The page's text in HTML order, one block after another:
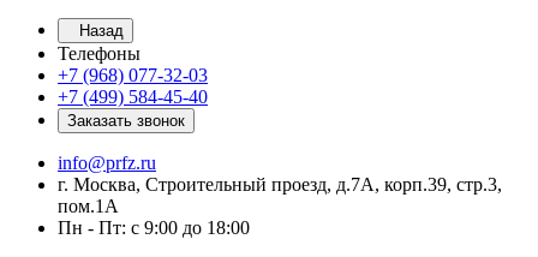
Назад
Телефоны
+7 (968) 077-32-03
+7 (499) 584-45-40
Заказать звонок
info@prfz.ru
г. Москва, Строительный проезд, д.7А, корп.39, стр.3,
пом.1А
Пн - Пт: с 9:00 до 18:00